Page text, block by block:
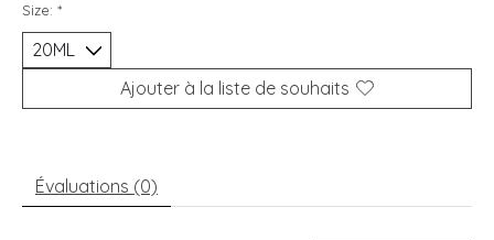
Size: *
Ajouter à la liste de souhaits
Évaluations (0)